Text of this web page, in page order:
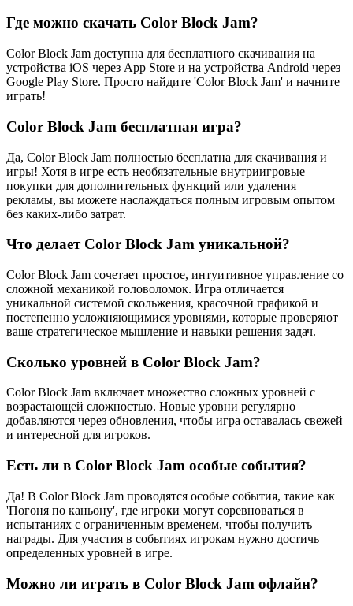
Где можно скачать Color Block Jam?
Color Block Jam доступна для бесплатного скачивания на
устройства iOS через App Store и на устройства Android через
Google Play Store. Просто найдите 'Color Block Jam' и начните
играть!
Color Block Jam бесплатная игра?
Да, Color Block Jam полностью бесплатна для скачивания и
игры! Хотя в игре есть необязательные внутриигровые
покупки для дополнительных функций или удаления
рекламы, вы можете наслаждаться полным игровым опытом
без каких-либо затрат.
Что делает Color Block Jam уникальной?
Color Block Jam сочетает простое, интуитивное управление со
сложной механикой головоломок. Игра отличается
уникальной системой скольжения, красочной графикой и
постепенно усложняющимися уровнями, которые проверяют
ваше стратегическое мышление и навыки решения задач.
Сколько уровней в Color Block Jam?
Color Block Jam включает множество сложных уровней с
возрастающей сложностью. Новые уровни регулярно
добавляются через обновления, чтобы игра оставалась свежей
и интересной для игроков.
Есть ли в Color Block Jam особые события?
Да! В Color Block Jam проводятся особые события, такие как
'Погоня по каньону', где игроки могут соревноваться в
испытаниях с ограниченным временем, чтобы получить
награды. Для участия в событиях игрокам нужно достичь
определенных уровней в игре.
Можно ли играть в Color Block Jam офлайн?